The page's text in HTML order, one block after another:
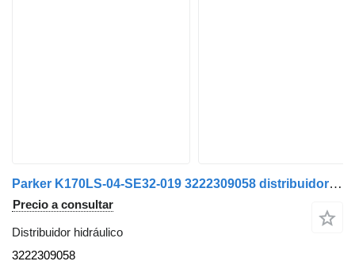
Parker K170LS-04-SE32-019 3222309058 distribuidor hidráulico
Precio a consultar
Distribuidor hidráulico
3222309058